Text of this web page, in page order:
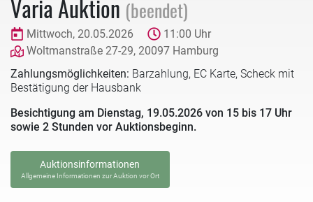
Varia Auktion (beendet)
Mittwoch, 20.05.2026
11:00 Uhr
Woltmanstraße 27-29, 20097 Hamburg
Zahlungsmöglichkeiten: Barzahlung, EC Karte, Scheck mit
Bestätigung der Hausbank
Besichtigung am Dienstag, 19.05.2026 von 15 bis 17 Uhr
sowie 2 Stunden vor Auktionsbeginn.
Auktionsinformationen
Allgemeine Informationen zur Auktion vor Ort